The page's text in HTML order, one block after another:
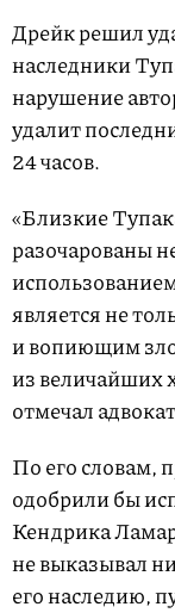
Дрейк решил
наследники
нарушение
удалит
24 часов.
«Близкие
разочарованы
является не
и вопиющим
из величайших
отмечал
По его словам,
одобрили бы
Кендрика
не выказывал
его наследию,